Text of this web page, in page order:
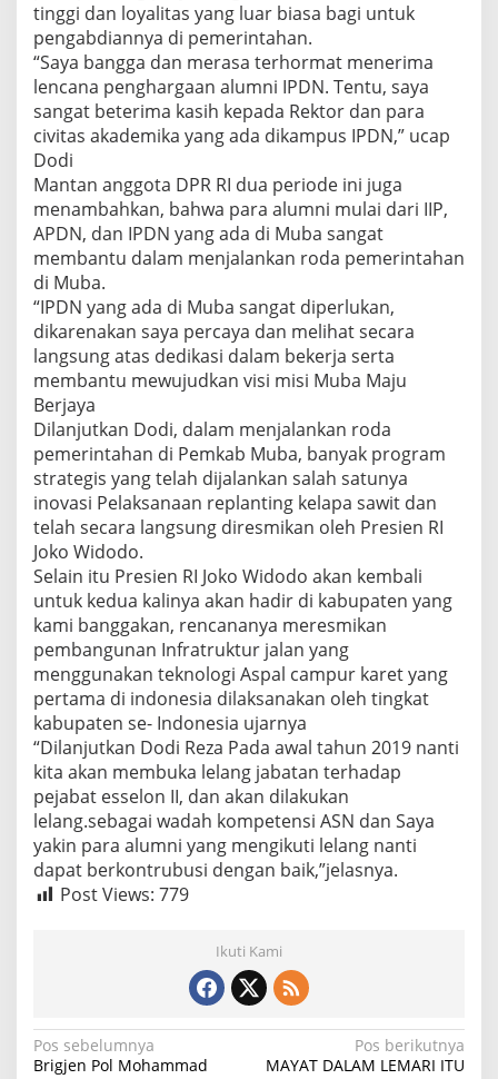
tinggi dan loyalitas yang luar biasa bagi untuk
pengabdiannya di pemerintahan.
“Saya bangga dan merasa terhormat menerima
lencana penghargaan alumni IPDN. Tentu, saya
sangat beterima kasih kepada Rektor dan para
civitas akademika yang ada dikampus IPDN,” ucap
Dodi
Mantan anggota DPR RI dua periode ini juga
menambahkan, bahwa para alumni mulai dari IIP,
APDN, dan IPDN yang ada di Muba sangat
membantu dalam menjalankan roda pemerintahan
di Muba.
“IPDN yang ada di Muba sangat diperlukan,
dikarenakan saya percaya dan melihat secara
langsung atas dedikasi dalam bekerja serta
membantu mewujudkan visi misi Muba Maju
Berjaya
Dilanjutkan Dodi, dalam menjalankan roda
pemerintahan di Pemkab Muba, banyak program
strategis yang telah dijalankan salah satunya
inovasi Pelaksanaan replanting kelapa sawit dan
telah secara langsung diresmikan oleh Presien RI
Joko Widodo.
Selain itu Presien RI Joko Widodo akan kembali
untuk kedua kalinya akan hadir di kabupaten yang
kami banggakan, rencananya meresmikan
pembangunan Infratruktur jalan yang
menggunakan teknologi Aspal campur karet yang
pertama di indonesia dilaksanakan oleh tingkat
kabupaten se- Indonesia ujarnya
“Dilanjutkan Dodi Reza Pada awal tahun 2019 nanti
kita akan membuka lelang jabatan terhadap
pejabat esselon II, dan akan dilakukan
lelang.sebagai wadah kompetensi ASN dan Saya
yakin para alumni yang mengikuti lelang nanti
dapat berkontrubusi dengan baik,”jelasnya.
Post Views: 779
Ikuti Kami
N
Pos sebelumnya
Brigjen Pol Mohammad
Pos berikutnya
MAYAT DALAM LEMARI ITU